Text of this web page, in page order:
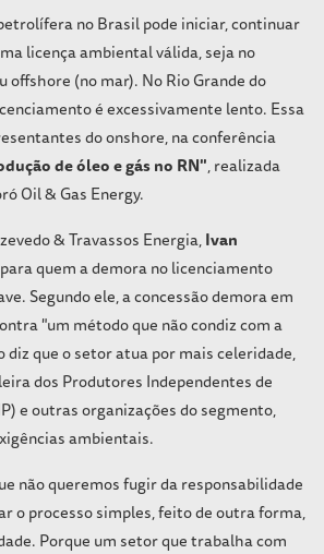
no Brasil pode iniciar, continuar
licença ambiental válida, seja no
offshore (no mar). No Rio Grande do
é excessivamente lento. Essa
do onshore, na conferência
de óleo e gás no RN", realizada
Oil & Gas Energy.
& Travassos Energia,Ivan
quem a demora no licenciamento
Segundo ele, a concessão demora em
"um método que não condiz com a
diz que o setor atua por mais celeridade,
dos Produtores Independentes de
e outras organizações do segmento,
ambientais.
não queremos fugir da responsabilidade
o processo simples, feito de outra forma,
Porque um setor que trabalha com